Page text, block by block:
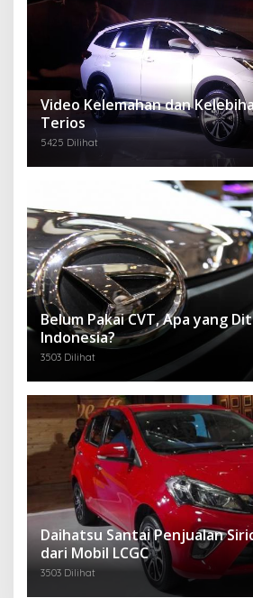
Video Kelemahan dan
Terios
5425 Dilihat
Belum Pakai CVT, Apa yang
Indonesia?
3503 Dilihat
Daihatsu Santai Penjualan
dari Mobil LCGC
3503 Dilihat